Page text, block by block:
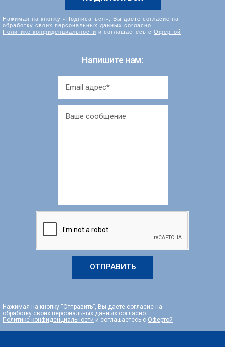
Нажимая на кнопку «Подписаться», Вы даете согласие на
обработку своих персональных данных согласно
Политике конфиденциальности и соглашаетесь с Офертой
Напишите нам:
ОТПРАВИТЬ
Нажимая на кнопку “Отправить”, Вы даете согласие на
обработку своих персональных данных согласно
Политике конфиденциальности и соглашаетесь с Офертой